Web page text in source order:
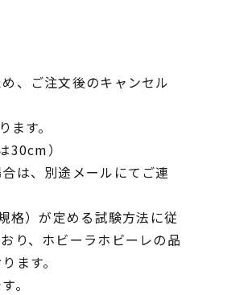
、ご注文後のキャンセル
す。
30cm）
は、別途メールにてご連
格）が定める試験方法に従
り、ホビーラホビーレの品
ます。
。